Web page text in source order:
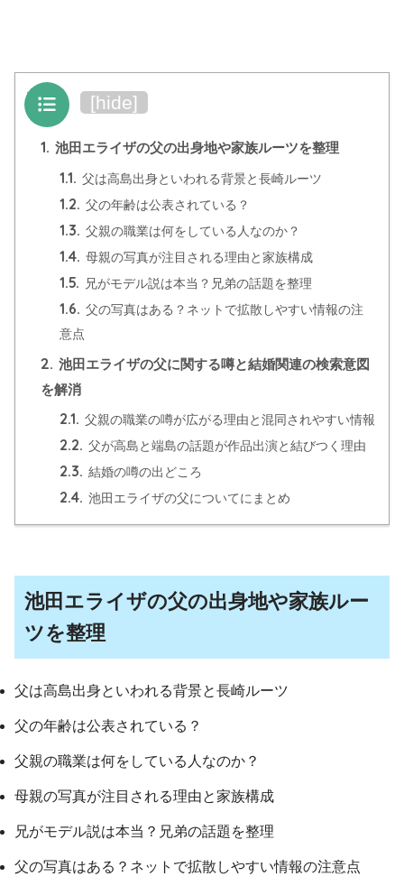
目次 [hide]
1. 池田エライザの父の出身地や家族ルーツを整理
1.1. 父は高島出身といわれる背景と長崎ルーツ
1.2. 父の年齢は公表されている？
1.3. 父親の職業は何をしている人なのか？
1.4. 母親の写真が注目される理由と家族構成
1.5. 兄がモデル説は本当？兄弟の話題を整理
1.6. 父の写真はある？ネットで拡散しやすい情報の注
意点
2. 池田エライザの父に関する噂と結婚関連の検索意図
を解消
2.1. 父親の職業の噂が広がる理由と混同されやすい情報
2.2. 父が高島と端島の話題が作品出演と結びつく理由
2.3. 結婚の噂の出どころ
2.4. 池田エライザの父についてにまとめ
池田エライザの父の出身地や家族ルー
ツを整理
父は高島出身といわれる背景と長崎ルーツ
父の年齢は公表されている？
父親の職業は何をしている人なのか？
母親の写真が注目される理由と家族構成
兄がモデル説は本当？兄弟の話題を整理
父の写真はある？ネットで拡散しやすい情報の注意点